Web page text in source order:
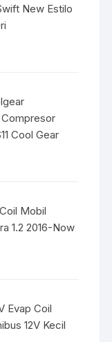
New Estilo
Cool Gear
Mobil
1.2 2016-Now
Evap Coil
12V Kecil